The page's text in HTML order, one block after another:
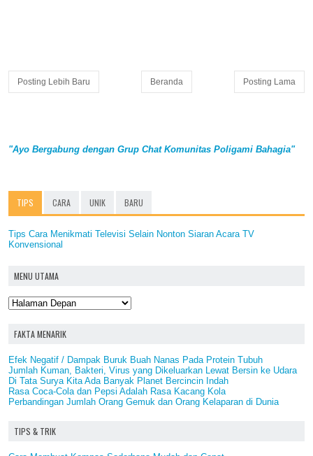
Posting Lebih Baru Posting Lama
Beranda
"Ayo Bergabung dengan Grup Chat Komunitas Poligami Bahagia"
TIPS CARA UNIK BARU
Tips Cara Menikmati Televisi Selain Nonton Siaran Acara TV
Konvensional
MENU UTAMA
FAKTA MENARIK
Efek Negatif / Dampak Buruk Buah Nanas Pada Protein Tubuh
Jumlah Kuman, Bakteri, Virus yang Dikeluarkan Lewat Bersin ke Udara
Di Tata Surya Kita Ada Banyak Planet Bercincin Indah
Rasa Coca-Cola dan Pepsi Adalah Rasa Kacang Kola
Perbandingan Jumlah Orang Gemuk dan Orang Kelaparan di Dunia
TIPS & TRIK